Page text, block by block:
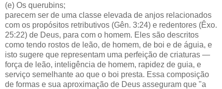
(e) Os querubins;
parecem ser de uma classe elevada de anjos relacionados
com os propósitos retributivos (Gên. 3:24) e redentores (Êxo.
25:22) de Deus, para com o homem. Eles são descritos
como tendo rostos de leão, de homem, de boi e de águia, e
isto sugere que representam uma perfeição de criaturas —
força de leão, inteligência de homem, rapidez de guia, e
serviço semelhante ao que o boi presta. Essa composição
de formas e sua aproximação de Deus asseguram que "a